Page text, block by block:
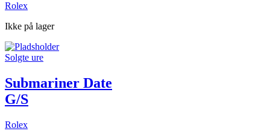
Rolex
Ikke på lager
Solgte ure
Submariner Date
G/S
Rolex